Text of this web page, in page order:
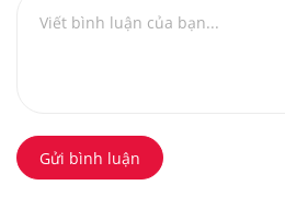
Gửi bình luận